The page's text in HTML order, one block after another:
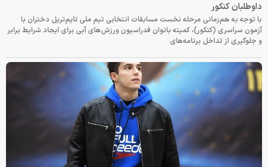
داوطلبان کنکور
با توجه به هم‌زمانی مرحله نخست مسابقات انتخابی تیم ملی تایم‌تریل دختران با
آزمون سراسری (کنکور)، کمیته بانوان فدراسیون ورزش‌های آبی برای ایجاد شرایط برابر
و جلوگیری از تداخل برنامه‌های